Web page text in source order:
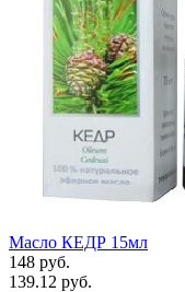
Масло КЕДР 15мл
148 руб.
139.12 руб.